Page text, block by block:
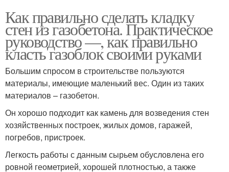
Как правильно сделать кладку
стен из газобетона. Практическое
руководство —, как правильно
класть газоблок своими руками
Большим спросом в строительстве пользуются
материалы, имеющие маленький вес. Один из таких
материалов – газобетон.
Он хорошо подходит как камень для возведения стен
хозяйственных построек, жилых домов, гаражей,
погребов, пристроек.
Легкость работы с данным сырьем обусловлена его
ровной геометрией, хорошей плотностью, а также